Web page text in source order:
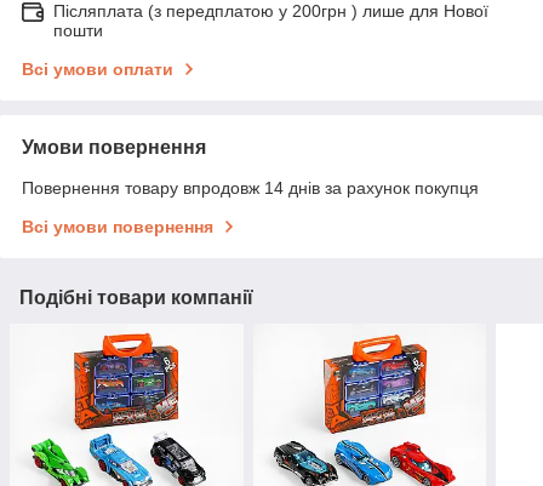
Післяплата (з передплатою у 200грн ) лише для Нової
пошти
Всі умови оплати
Умови повернення
Повернення товару впродовж 14 днів за рахунок покупця
Всі умови повернення
Подібні товари компанії